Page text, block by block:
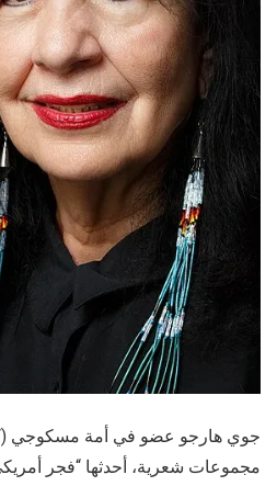
جوي هارجو عضو في أمة مسكوجي
مجموعات شعرية، أحدثها “فجر